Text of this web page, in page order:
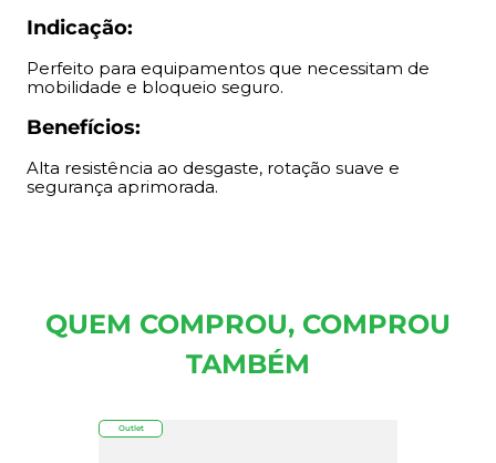
Indicação:
Perfeito para equipamentos que necessitam de
mobilidade e bloqueio seguro.
Benefícios:
Alta resistência ao desgaste, rotação suave e
segurança aprimorada.
QUEM COMPROU, COMPROU
TAMBÉM
Outlet